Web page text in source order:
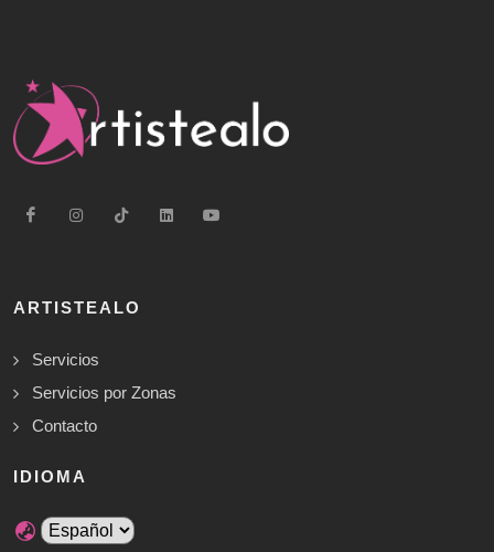
ARTISTEALO
Servicios
Servicios por Zonas
Contacto
IDIOMA